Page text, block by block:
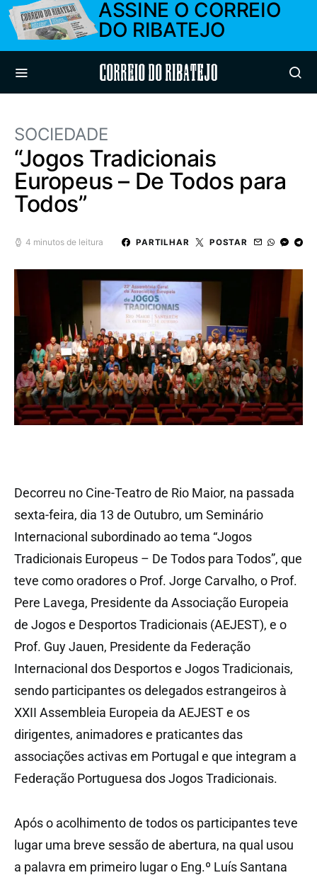
ASSINE O CORREIO
DO RIBATEJO
Correio do Ribatejo
SOCIEDADE
“Jogos Tradicionais
Europeus – De Todos para
Todos”
4 minutos de leitura PARTILHAR POSTAR
Decorreu no Cine-Teatro de Rio Maior, na passada
sexta-feira, dia 13 de Outubro, um Seminário
Internacional subordinado ao tema “Jogos
Tradicionais Europeus – De Todos para Todos”, que
teve como oradores o Prof. Jorge Carvalho, o Prof.
Pere Lavega, Presidente da Associação Europeia
de Jogos e Desportos Tradicionais (AEJEST), e o
Prof. Guy Jauen, Presidente da Federação
Internacional dos Desportos e Jogos Tradicionais,
sendo participantes os delegados estrangeiros à
XXII Assembleia Europeia da AEJEST e os
dirigentes, animadores e praticantes das
associações activas em Portugal e que integram a
Federação Portuguesa dos Jogos Tradicionais.
Após o acolhimento de todos os participantes teve
lugar uma breve sessão de abertura, na qual usou
a palavra em primeiro lugar o Eng.º Luís Santana